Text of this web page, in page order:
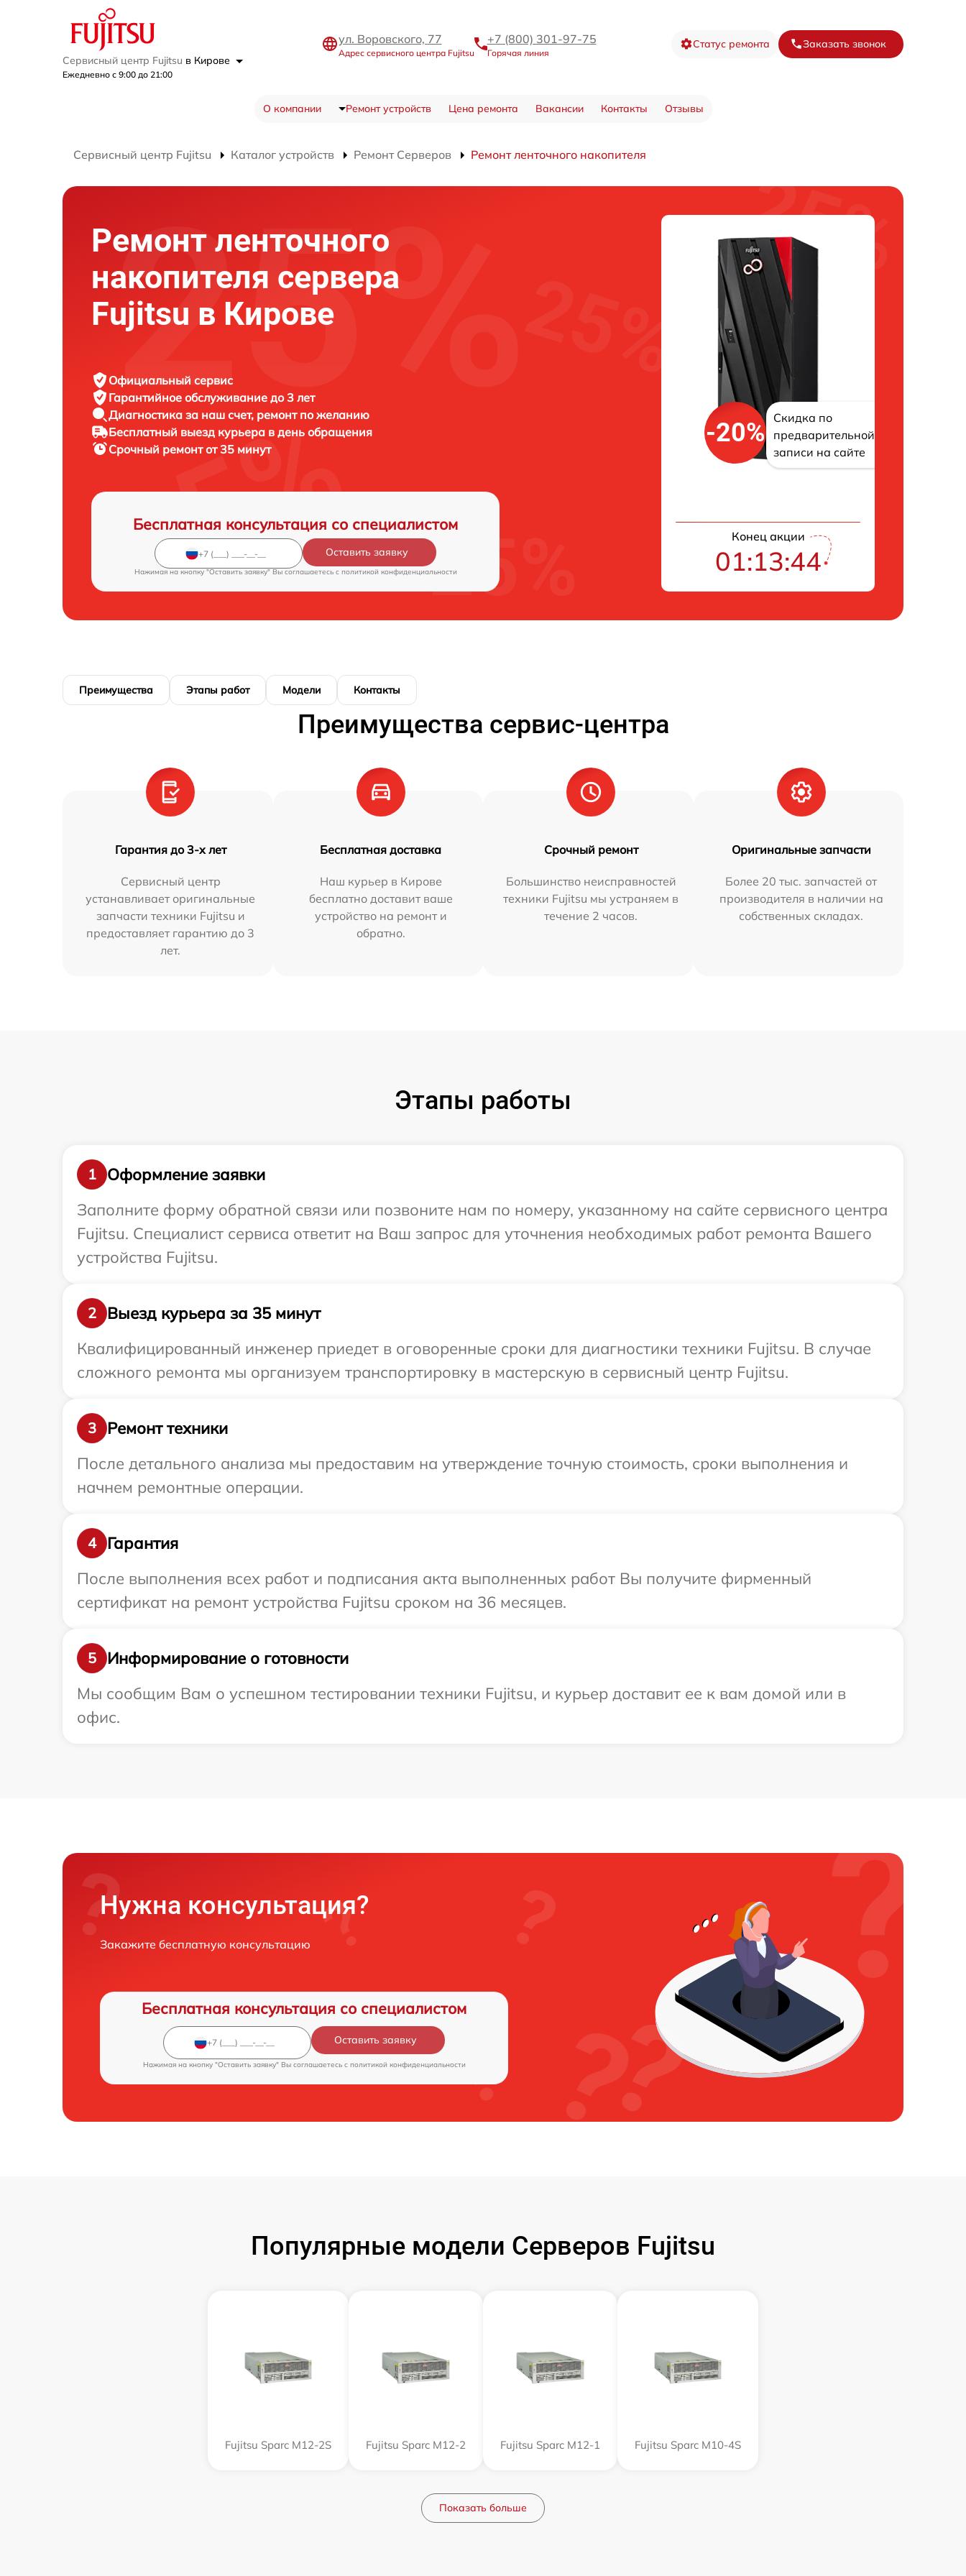
Сервисный центр Fujitsu в Кирове
Ежедневно с 9:00 до 21:00
ул. Воровского, 77
Адрес сервисного центра Fujitsu
+7 (800) 301-97-75
Горячая линия
Статус ремонта Заказать звонок
О компании Ремонт устройств Цена ремонта Вакансии Контакты Отзывы
Сервисный центр Fujitsu Каталог устройств Ремонт Серверов Ремонт ленточного накопителя
Ремонт ленточного
накопителя сервера
Fujitsu в Кирове
Официальный сервис
Гарантийное обслуживание до 3 лет
Диагностика за наш счет, ремонт по желанию
Бесплатный выезд курьера в день обращения
Срочный ремонтот 35 минут
Бесплатная консультация со специалистом
Оставить заявку
Нажимая на кнопку "Оставить заявку" Вы соглашаетесь c политикой конфиденциальности
-20%
Скидка по
предварительной
записи на сайте
Конец акции
01:13:43
Преимущества Этапы работ Модели Контакты
Преимущества сервис-центра
Гарантия до 3-х лет
Сервисный центр
устанавливает оригинальные
запчасти техники Fujitsu и
предоставляет гарантию до 3
лет.
Бесплатная доставка
Наш курьер в Кирове
бесплатно доставит ваше
устройство на ремонт и
обратно.
Срочный ремонт
Большинство неисправностей
техники Fujitsu мы устраняем в
течение 2 часов.
Оригинальные запчасти
Более 20 тыс. запчастей от
производителя в наличии на
собственных складах.
Этапы работы
1
Оформление заявки
Заполните форму обратной связи или позвоните нам по номеру, указанному на сайте сервисного центра
Fujitsu. Специалист сервиса ответит на Ваш запрос для уточнения необходимых работ ремонта Вашего
устройства Fujitsu.
2
Выезд курьера за 35 минут
Квалифицированный инженер приедет в оговоренные сроки для диагностики техники Fujitsu. В случае
сложного ремонта мы организуем транспортировку в мастерскую в сервисный центр Fujitsu.
3
Ремонт техники
После детального анализа мы предоставим на утверждение точную стоимость, сроки выполнения и
начнем ремонтные операции.
4
Гарантия
После выполнения всех работ и подписания акта выполненных работ Вы получите фирменный
сертификат на ремонт устройства Fujitsu сроком на 36 месяцев.
5
Информирование о готовности
Мы сообщим Вам о успешном тестировании техники Fujitsu, и курьер доставит ее к вам домой или в
офис.
Нужна консультация?
Закажите бесплатную консультацию
Бесплатная консультация со специалистом
Оставить заявку
Нажимая на кнопку "Оставить заявку" Вы соглашаетесь c политикой конфиденциальности
Популярные модели Серверов Fujitsu
Fujitsu Sparc M12-2S Fujitsu Sparc M12-2 Fujitsu Sparc M12-1 Fujitsu Sparc M10-4S
Показать больше